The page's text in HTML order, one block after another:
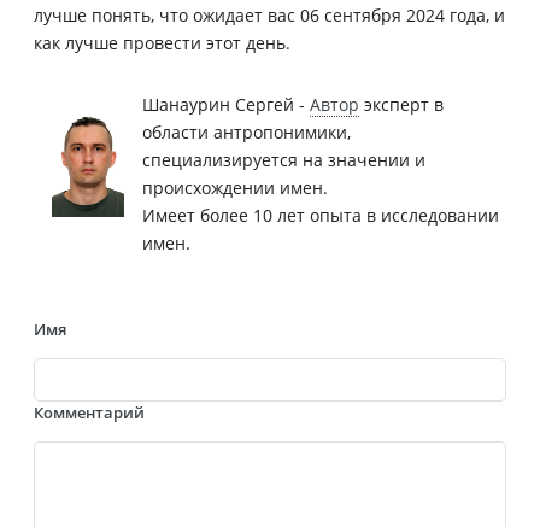
лучше понять, что ожидает вас 06 сентября 2024 года, и
как лучше провести этот день.
Шанаурин Сергей - Автор эксперт в
области антропонимики,
специализируется на значении и
происхождении имен.
Имеет более 10 лет опыта в исследовании
имен.
Имя
Комментарий